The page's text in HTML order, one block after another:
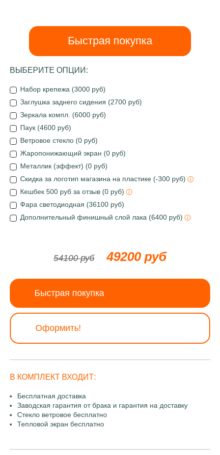
Быстрая покупка
ВЫБЕРИТЕ ОПЦИИ:
Набор крепежа (3000 руб)
Заглушка заднего сидения (2700 руб)
Зеркала компл. (6000 руб)
Паук (4600 руб)
Ветровое стекло (0 руб)
Жаропонижающий экран (0 руб)
Металлик (эффект) (0 руб)
Скидка за логотип магазина на пластике (-300 руб)
Кешбек 500 руб за отзыв (0 руб)
Фара светодиодная (36100 руб)
Дополнительный финишный слой лака (6400 руб)
54100 руб 49200 руб
Быстрая покупка
Оформить!
В КОМПЛЕКТ ВХОДИТ:
Бесплатная доставка
Заводская гарантия от брака и гарантия на доставку
Стекло ветровое бесплатно
Тепловой экран бесплатно